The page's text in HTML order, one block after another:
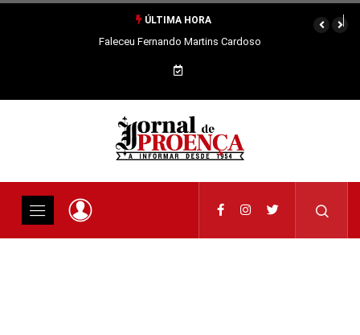
ÚLTIMA HORA
Faleceu Fernando Martins Cardoso